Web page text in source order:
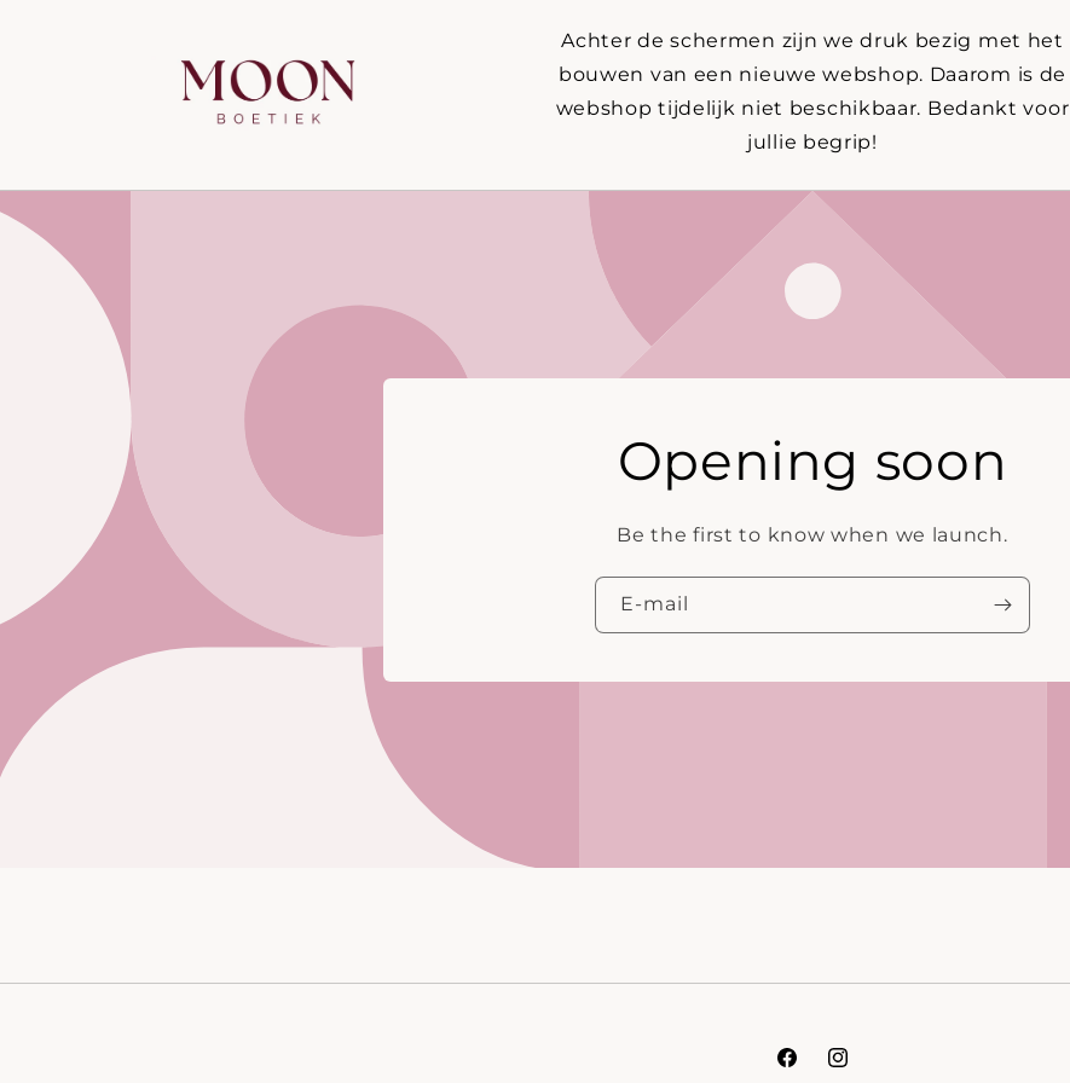
Achter de schermen zijn we druk bezig met het
bouwen van een nieuwe webshop. Daarom is de
webshop tijdelijk niet beschikbaar. Bedankt voor
jullie begrip!
Opening soon
Be the first to know when we launch.
E‑mail
FacebookInstagram